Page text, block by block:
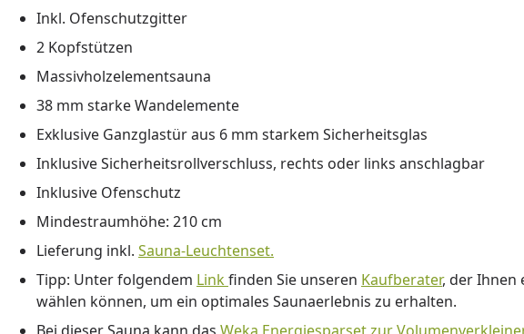
Inkl. Ofenschutzgitter
2 Kopfstützen
Massivholzelementsauna
38 mm starke Wandelemente
Exklusive Ganzglastür aus 6 mm starkem Sicherheitsglas
Inklusive Sicherheitsrollverschluss, rechts oder links anschlagbar
Inklusive Ofenschutz
Mindestraumhöhe: 210 cm
Lieferung inkl. Sauna-Leuchtenset.
Tipp: Unter folgendem Linkfinden Sie unseren Kaufberater, der Ihnen
wählen können, um ein optimales Saunaerlebnis zu erhalten.